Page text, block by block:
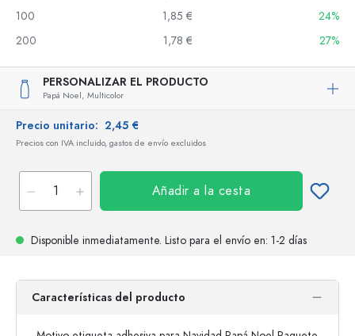
100
1,85 €
24%
200
1,78 € 27%
PERSONALIZAR EL PRODUCTO
Papá Noel, Multicolor
Precio unitario: 2,45 €
Precios con IVA incluido, gastos de envío excluidos
Añadir a la cesta
Disponible inmediatamente. Listo para el envío en: 1-2 días
Características del producto